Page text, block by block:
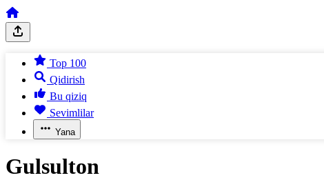
Top 100
Qidirish
Bu qiziq
Sevimlilar
Yana
Gulsulton